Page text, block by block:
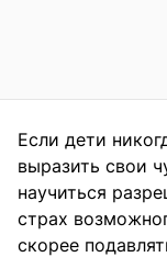
Если дети
выразить свои
научиться
страх
скорее